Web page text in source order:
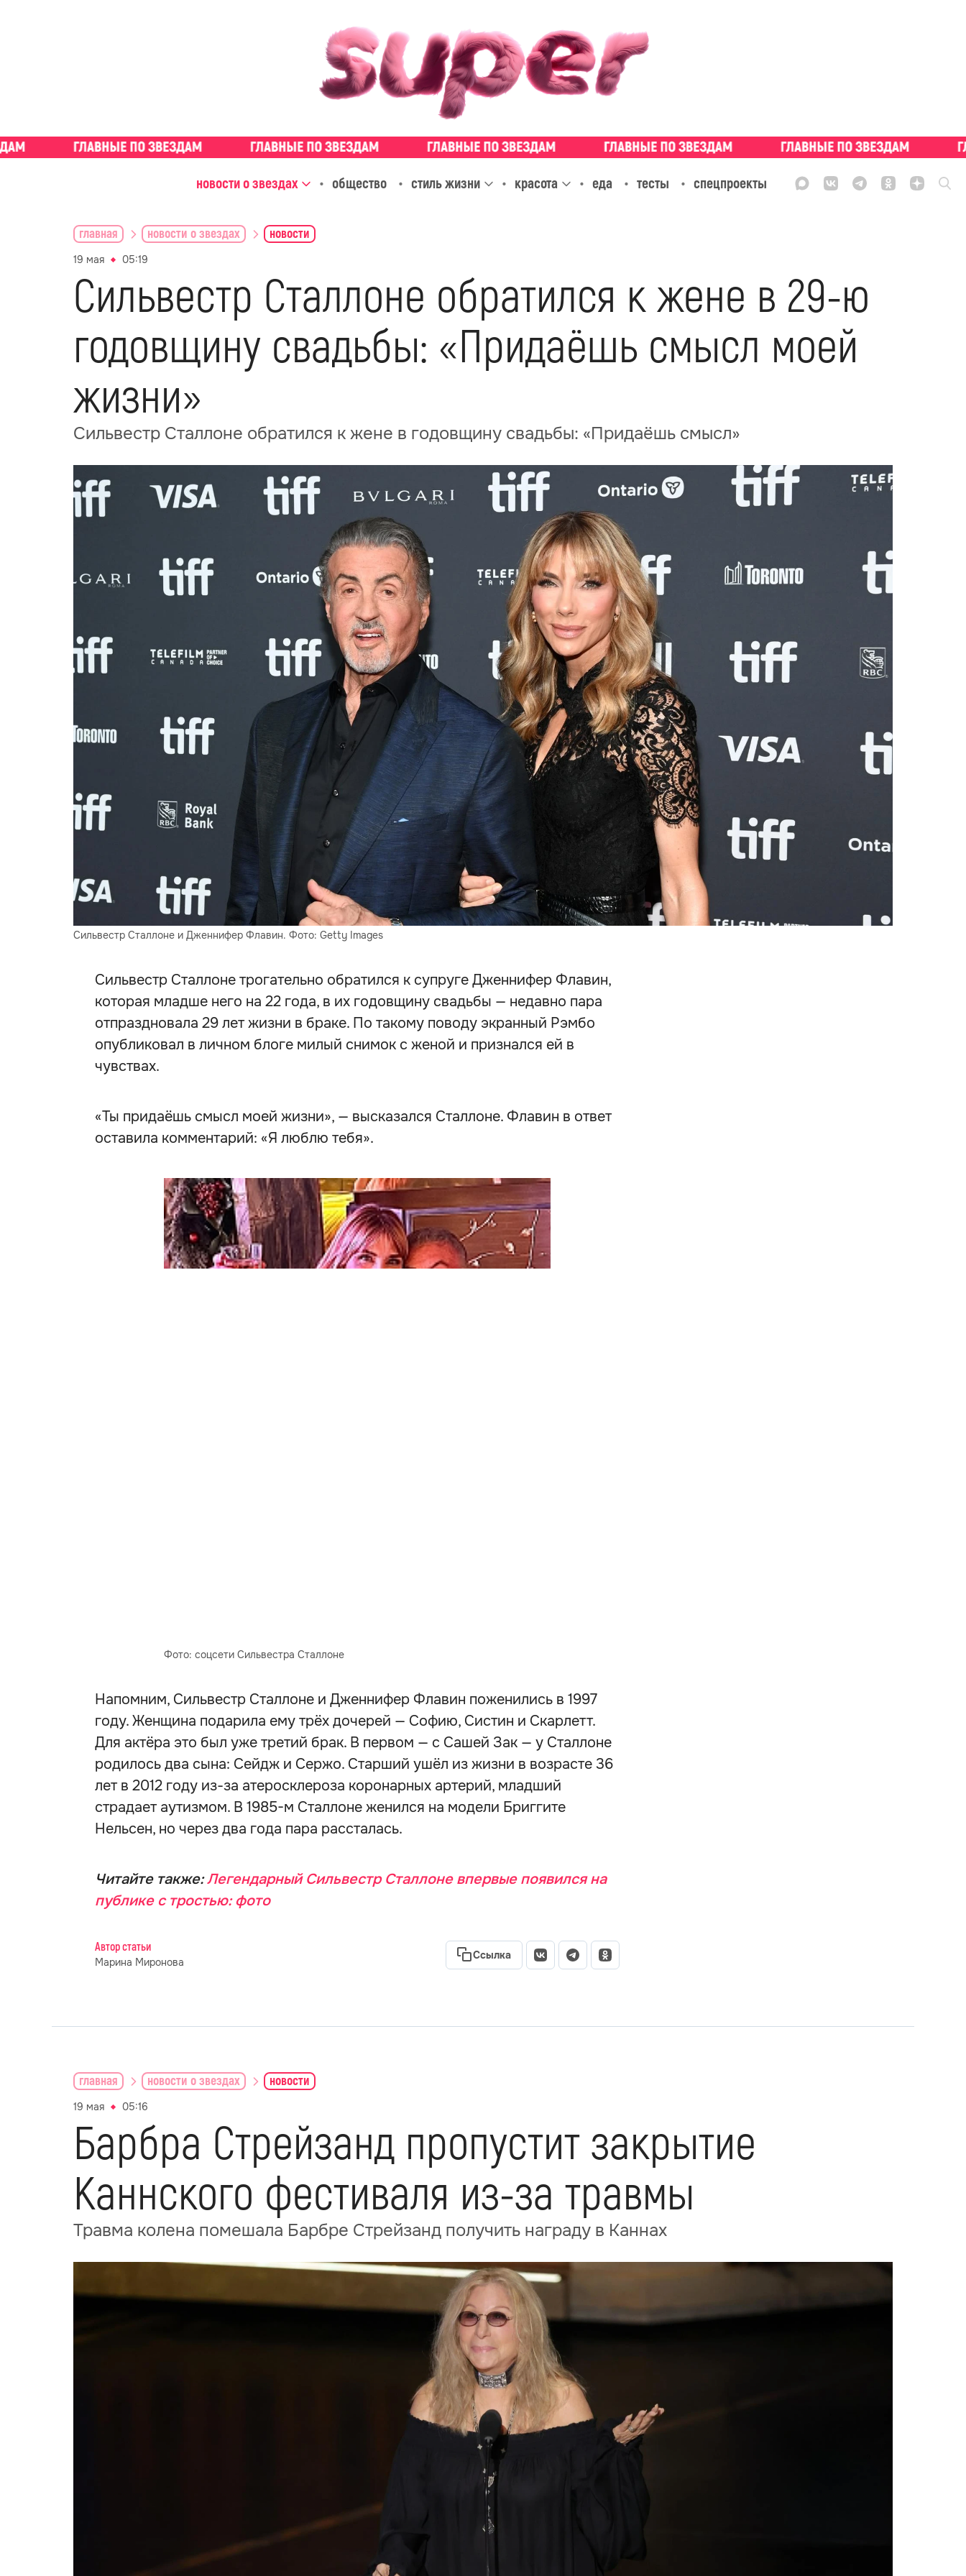
новости о звездах общество стиль жизни красота еда тесты спецпроекты
главная новости о звездах новости
19 мая 05:19
Сильвестр Сталлоне обратился к жене в 29-ю
годовщину свадьбы: «Придаёшь смысл моей
жизни»
Сильвестр Сталлоне обратился к жене в годовщину свадьбы: «Придаёшь смысл»
Сильвестр Сталлоне и Дженнифер Флавин. Фото: Getty Images
Сильвестр Сталлоне трогательно обратился к супруге Дженнифер Флавин,
которая младше него на 22 года, в их годовщину свадьбы — недавно пара
отпраздновала 29 лет жизни в браке. По такому поводу экранный Рэмбо
опубликовал в личном блоге милый снимок с женой и признался ей в
чувствах.
«Ты придаёшь смысл моей жизни», — высказался Сталлоне. Флавин в ответ
оставила комментарий: «Я люблю тебя».
Фото: соцсети Сильвестра Сталлоне
Напомним, Сильвестр Сталлоне и Дженнифер Флавин поженились в 1997
году. Женщина подарила ему трёх дочерей — Софию, Систин и Скарлетт.
Для актёра это был уже третий брак. В первом — с Сашей Зак — у Сталлоне
родилось два сына: Сейдж и Сержо. Старший ушёл из жизни в возрасте 36
лет в 2012 году из-за атеросклероза коронарных артерий, младший
страдает аутизмом. В 1985-м Сталлоне женился на модели Бриггите
Нельсен, но через два года пара рассталась.
Читайте также:Легендарный Сильвестр Сталлоне впервые появился на
публике с тростью: фото
Автор статьи
Марина Миронова
Ссылка
главная новости о звездах новости
19 мая 05:16
Барбра Стрейзанд пропустит закрытие
Каннского фестиваля из-за травмы
Травма колена помешала Барбре Стрейзанд получить награду в Каннах